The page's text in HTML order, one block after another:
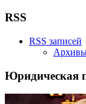
RSS
RSS записей
Юридическая